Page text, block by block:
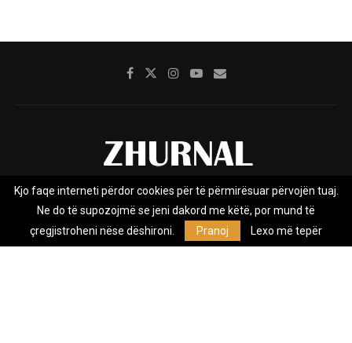
Rreth nesh Impresumi Marketing
Kontakt
Privacy Policy
Zhurnal.mk është Agjenci e Lajmeve e pavarur, e themeluar në vitin
Kjo faqe interneti përdor cookies për të përmirësuar përvojën tuaj.
Ne do të supozojmë se jeni dakord me këtë, por mund të
çregjistroheni nëse dëshironi.
Pranoj Lexo më tepër